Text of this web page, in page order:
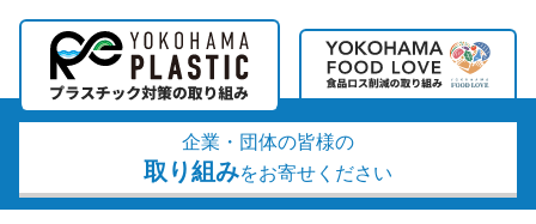
企業・団体の皆様の
取り組みをお寄せください